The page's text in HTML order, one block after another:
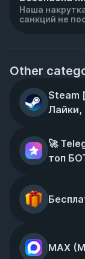
Наша
санкций не
Other
Steam
🚀
топ
MAX